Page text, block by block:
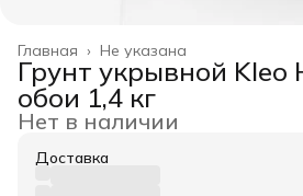
Не указана
Главная ›
Грунт укрывной Kleo
обои 1,4 кг
Нет в наличии
Доставка